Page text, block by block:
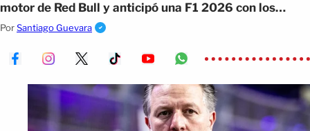
motor de Red Bull y anticipó una F1 2026 con los
equipos grandes otra vez.
PorSantiago Guevara